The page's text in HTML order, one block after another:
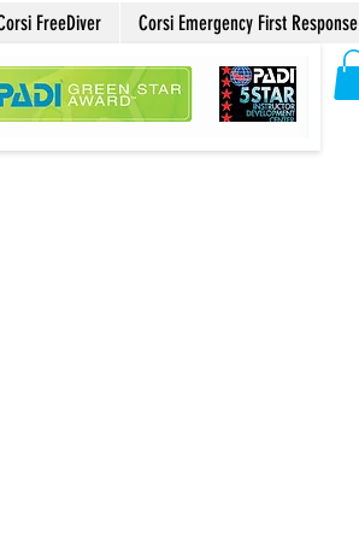
FreeDiver Corsi Emergency First Response